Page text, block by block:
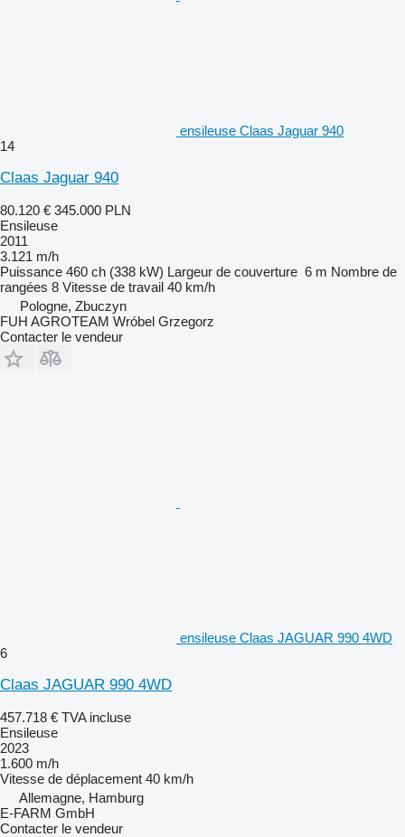
ensileuse Claas Jaguar 940
14
Claas Jaguar 940
80.120 € 345.000 PLN
Ensileuse
2011
3.121 m/h
Puissance 460 ch (338 kW) Largeur de couverture 6 m Nombre de
rangées 8 Vitesse de travail 40 km/h
Pologne, Zbuczyn
FUH AGROTEAM Wróbel Grzegorz
Contacter le vendeur
ensileuse Claas JAGUAR 990 4WD
6
Claas JAGUAR 990 4WD
457.718 € TVA incluse
Ensileuse
2023
1.600 m/h
Vitesse de déplacement 40 km/h
Allemagne, Hamburg
E-FARM GmbH
Contacter le vendeur